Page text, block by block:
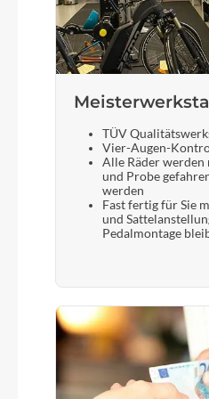
TÜV
Vier-Augen-
Alle Räder
und Probe
werden
Fast fertig für Sie
und
Pedalmontage